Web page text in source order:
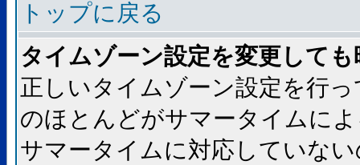
トップに戻る
タイムゾーン設定を変更して
正しいタイムゾーン設定を行
のほとんどがサマータイムに
サマータイムに対応していな